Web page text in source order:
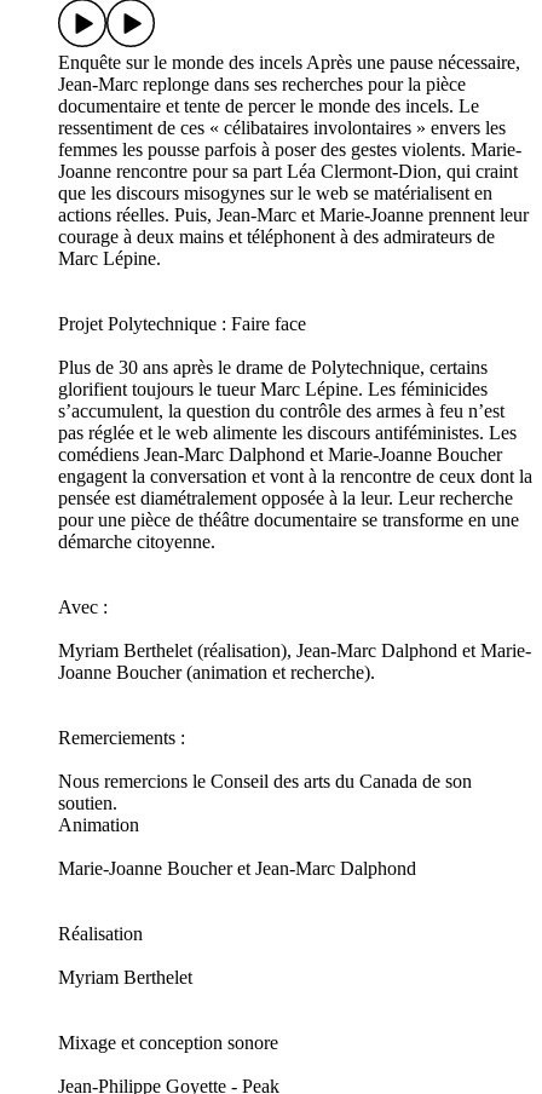
Enquête sur le monde des incels Après une pause nécessaire,
Jean-Marc replonge dans ses recherches pour la pièce
documentaire et tente de percer le monde des incels. Le
ressentiment de ces « célibataires involontaires » envers les
femmes les pousse parfois à poser des gestes violents. Marie-
Joanne rencontre pour sa part Léa Clermont-Dion, qui craint
que les discours misogynes sur le web se matérialisent en
actions réelles. Puis, Jean-Marc et Marie-Joanne prennent leur
courage à deux mains et téléphonent à des admirateurs de
Marc Lépine.
Projet Polytechnique : Faire face
Plus de 30 ans après le drame de Polytechnique, certains
glorifient toujours le tueur Marc Lépine. Les féminicides
s’accumulent, la question du contrôle des armes à feu n’est
pas réglée et le web alimente les discours antiféministes. Les
comédiens Jean-Marc Dalphond et Marie-Joanne Boucher
engagent la conversation et vont à la rencontre de ceux dont la
pensée est diamétralement opposée à la leur. Leur recherche
pour une pièce de théâtre documentaire se transforme en une
démarche citoyenne.
Avec :
Myriam Berthelet (réalisation), Jean-Marc Dalphond et Marie-
Joanne Boucher (animation et recherche).
Remerciements :
Nous remercions le Conseil des arts du Canada de son
soutien.
Animation
Marie-Joanne Boucher et Jean-Marc Dalphond
Réalisation
Myriam Berthelet
Mixage et conception sonore
Jean-Philippe Goyette - Peak